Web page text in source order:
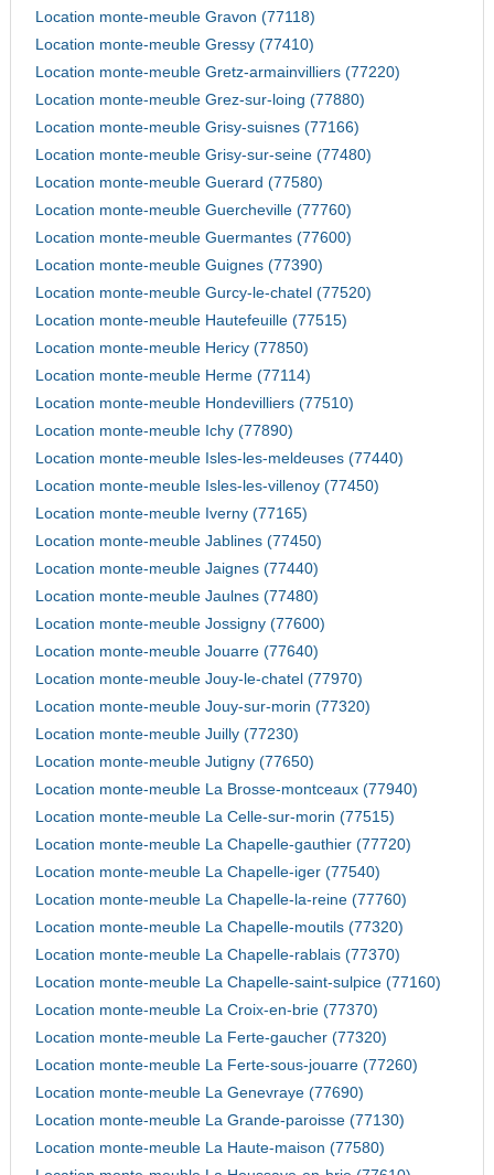
Location monte-meuble Gravon (77118)
Location monte-meuble Gressy (77410)
Location monte-meuble Gretz-armainvilliers (77220)
Location monte-meuble Grez-sur-loing (77880)
Location monte-meuble Grisy-suisnes (77166)
Location monte-meuble Grisy-sur-seine (77480)
Location monte-meuble Guerard (77580)
Location monte-meuble Guercheville (77760)
Location monte-meuble Guermantes (77600)
Location monte-meuble Guignes (77390)
Location monte-meuble Gurcy-le-chatel (77520)
Location monte-meuble Hautefeuille (77515)
Location monte-meuble Hericy (77850)
Location monte-meuble Herme (77114)
Location monte-meuble Hondevilliers (77510)
Location monte-meuble Ichy (77890)
Location monte-meuble Isles-les-meldeuses (77440)
Location monte-meuble Isles-les-villenoy (77450)
Location monte-meuble Iverny (77165)
Location monte-meuble Jablines (77450)
Location monte-meuble Jaignes (77440)
Location monte-meuble Jaulnes (77480)
Location monte-meuble Jossigny (77600)
Location monte-meuble Jouarre (77640)
Location monte-meuble Jouy-le-chatel (77970)
Location monte-meuble Jouy-sur-morin (77320)
Location monte-meuble Juilly (77230)
Location monte-meuble Jutigny (77650)
Location monte-meuble La Brosse-montceaux (77940)
Location monte-meuble La Celle-sur-morin (77515)
Location monte-meuble La Chapelle-gauthier (77720)
Location monte-meuble La Chapelle-iger (77540)
Location monte-meuble La Chapelle-la-reine (77760)
Location monte-meuble La Chapelle-moutils (77320)
Location monte-meuble La Chapelle-rablais (77370)
Location monte-meuble La Chapelle-saint-sulpice (77160)
Location monte-meuble La Croix-en-brie (77370)
Location monte-meuble La Ferte-gaucher (77320)
Location monte-meuble La Ferte-sous-jouarre (77260)
Location monte-meuble La Genevraye (77690)
Location monte-meuble La Grande-paroisse (77130)
Location monte-meuble La Haute-maison (77580)